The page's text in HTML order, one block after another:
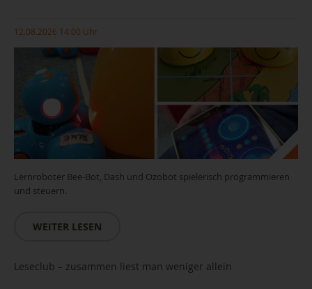
12.08.2026 14:00 Uhr
Lernroboter Bee-Bot, Dash und Ozobot spielerisch programmieren
und steuern.
WEITER LESEN
Leseclub – zusammen liest man weniger allein